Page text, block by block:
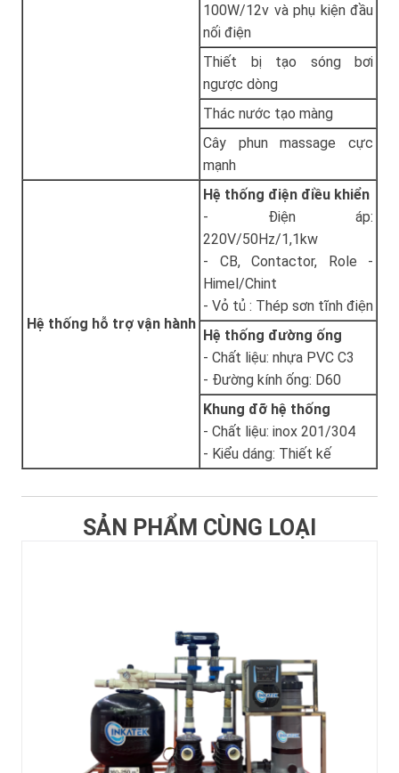
100W/12v và phụ kiện đầu
nối điện
Thiết bị tạo sóng bơi
ngược dòng
Thác nước tạo màng
Cây phun massage cực
mạnh
Hệ thống hỗ trợ vận hành
Hệ thống điện điều khiển
- Điện áp:
220V/50Hz/1,1kw
- CB, Contactor, Role -
Himel/Chint
- Vỏ tủ : Thép sơn tĩnh điện
Hệ thống đường ống
- Chất liệu: nhựa PVC C3
- Đường kính ống: D60
Khung đỡ hệ thống
- Chất liệu: inox 201/304
- Kiểu dáng: Thiết kế
SẢN PHẨM CÙNG LOẠI